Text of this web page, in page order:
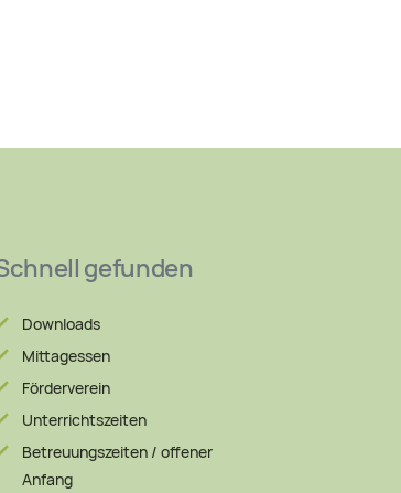
gefunden
Downloads
Mittagessen
Förderverein
Unterrichtszeiten
Betreuungszeiten / offener
Anfang